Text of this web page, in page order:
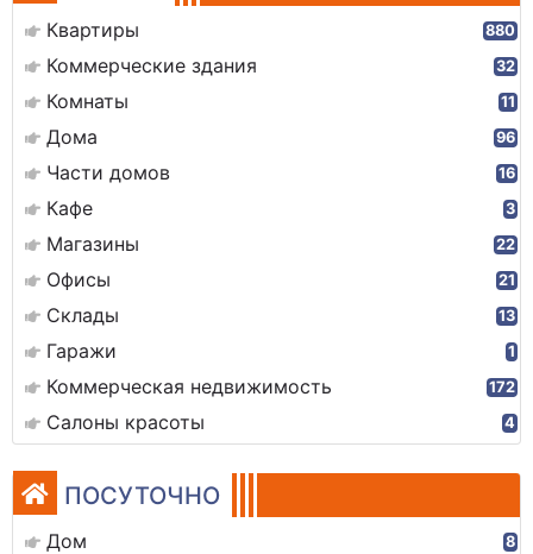
Квартиры 880
Коммерческие здания 32
Комнаты 11
Дома 96
Части домов 16
Кафе 3
Магазины 22
Офисы 21
Склады 13
Гаражи 1
Коммерческая недвижимость 172
Салоны красоты 4
ПОСУТОЧНО
Дом 8